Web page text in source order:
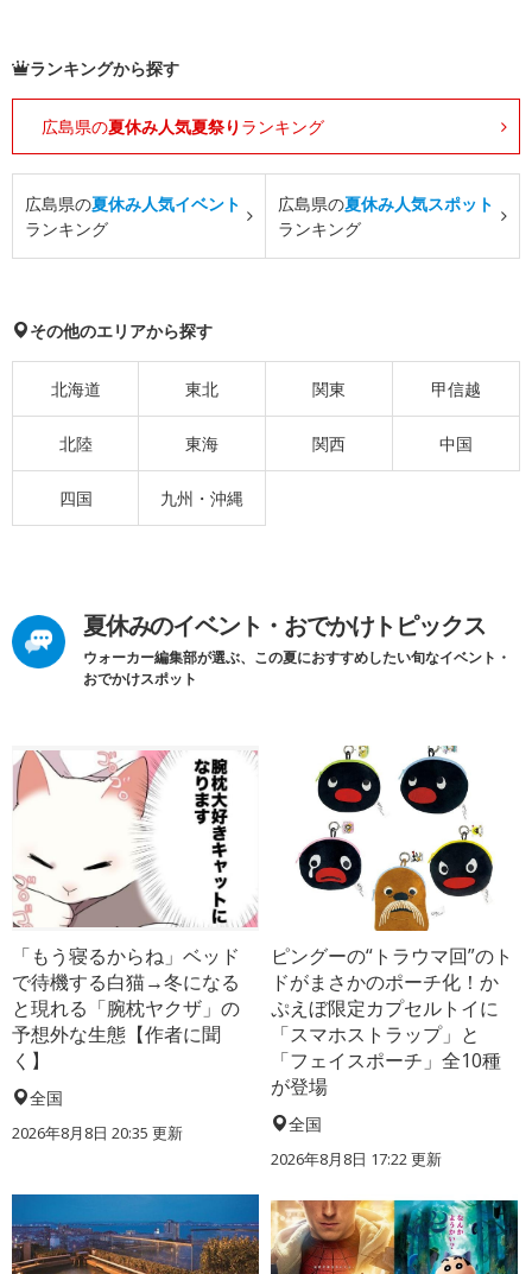
ランキングから探す
広島県の夏休み人気夏祭り ランキング
広島県の夏休み人気イベント
ランキング
広島県の夏休み人気スポット
ランキング
その他のエリアから探す
北海道 東北 関東 甲信越
北陸 東海 関西 中国
四国 九州・沖縄
夏休みのイベント・おでかけトピックス
ウォーカー編集部が選ぶ、この夏におすすめしたい旬なイベント・
おでかけスポット
「もう寝るからね」ベッド
で待機する白猫→冬になる
と現れる「腕枕ヤクザ」の
予想外な生態【作者に聞
く】
全国
2026年8月8日 20:35 更新
ピングーの“トラウマ回”のト
ドがまさかのポーチ化！か
ぷえぼ限定カプセルトイに
「スマホストラップ」と
「フェイスポーチ」全10種
が登場
全国
2026年8月8日 17:22更新